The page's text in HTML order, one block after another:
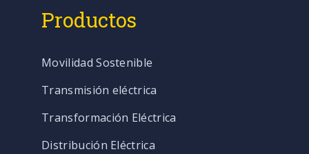
Productos
Movilidad Sostenible
Transmisión eléctrica
Transformación Eléctrica
Distribución Eléctrica